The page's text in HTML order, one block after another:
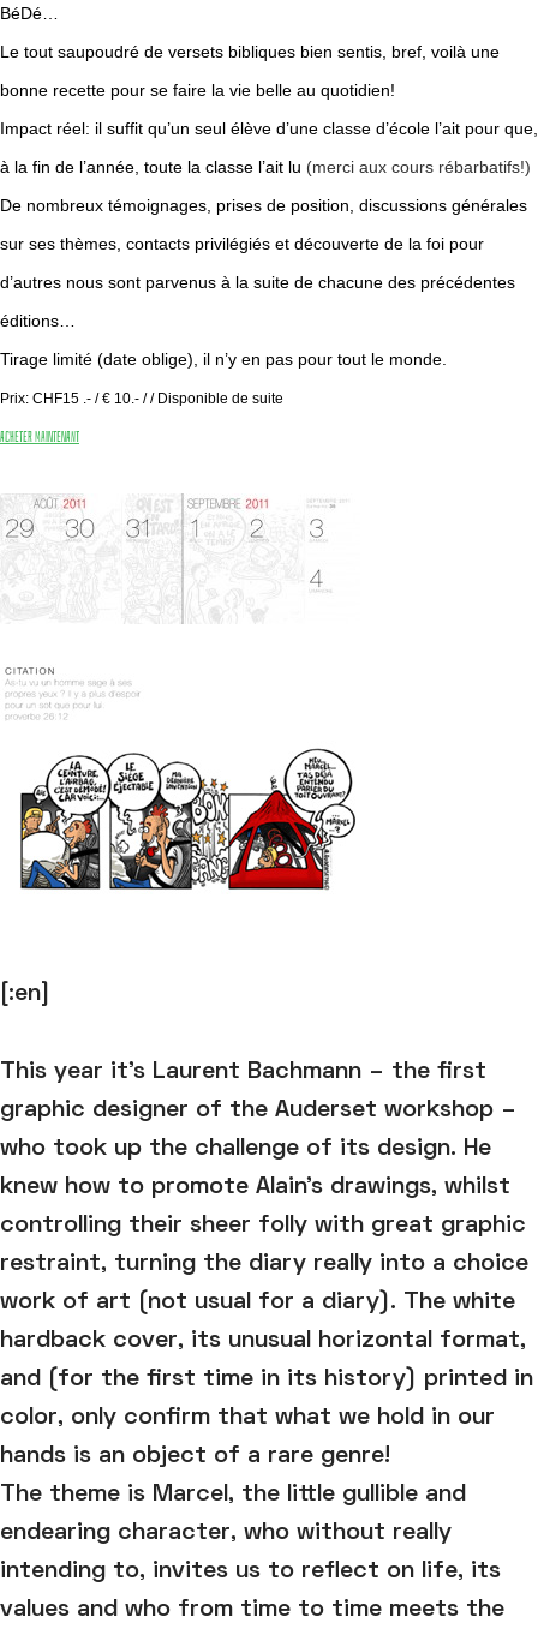
BéDé…
Le tout saupoudré de versets bibliques bien sentis, bref, voilà une
bonne recette pour se faire la vie belle au quotidien!
Impact réel: il suffit qu’un seul élève d’une classe d’école l’ait pour que,
à la fin de l’année, toute la classe l’ait lu (merci aux cours rébarbatifs!)
De nombreux témoignages, prises de position, discussions générales
sur ses thèmes, contacts privilégiés et découverte de la foi pour
d’autres nous sont parvenus à la suite de chacune des précédentes
éditions…
Tirage limité (date oblige), il n’y en pas pour tout le monde.
Prix: CHF15 .- / € 10.- // Disponible de suite
Acheter maintenant
[:en]
This year it’s Laurent Bachmann – the first
graphic designer of the Auderset workshop –
who took up the challenge of its design. He
knew how to promote Alain’s drawings, whilst
controlling their sheer folly with great graphic
restraint, turning the diary really into a choice
work of art (not usual for a diary). The white
hardback cover, its unusual horizontal format,
and (for the first time in its history) printed in
color, only confirm that what we hold in our
hands is an object of a rare genre!
The theme is Marcel, the little gullible and
endearing character, who without really
intending to, invites us to reflect on life, its
values and who from time to time meets the